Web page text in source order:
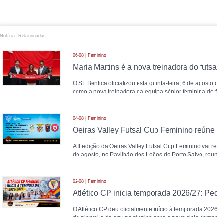
Notícias Relacionadas
06-08 | Feminino
O SL Benfica oficializou esta quinta-feira, 6 de agosto
como a nova treinadora da equipa sénior feminina de
04-08 | Feminino
A II edição da Oeiras Valley Futsal Cup Feminino vai
de agosto, no Pavilhão dos Leões de Porto Salvo,
02-08 | Feminino
O Atlético CP deu oficialmente início à temporada